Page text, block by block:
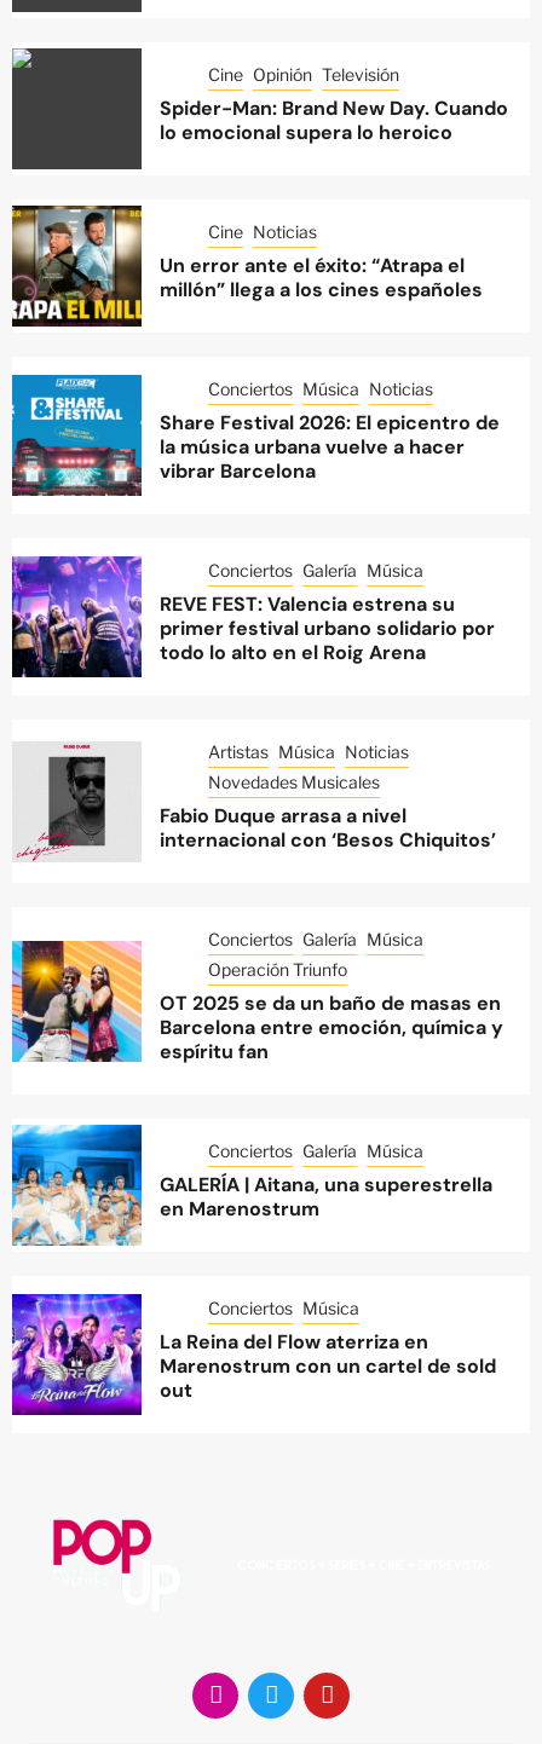
Cine Opinión Televisión
Spider-Man: Brand New Day. Cuando
lo emocional supera lo heroico
Cine Noticias
Un error ante el éxito: “Atrapa el
millón” llega a los cines españoles
Conciertos Música Noticias
Share Festival 2026: El epicentro de
la música urbana vuelve a hacer
vibrar Barcelona
Conciertos Galería Música
REVE FEST: Valencia estrena su
primer festival urbano solidario por
todo lo alto en el Roig Arena
Artistas Música Noticias
Novedades Musicales
Fabio Duque arrasa a nivel
internacional con ‘Besos Chiquitos’
Conciertos Galería Música
Operación Triunfo
OT 2025 se da un baño de masas en
Barcelona entre emoción, química y
espíritu fan
Conciertos Galería Música
GALERÍA | Aitana, una superestrella
en Marenostrum
Conciertos Música
La Reina del Flow aterriza en
Marenostrum con un cartel de sold
out